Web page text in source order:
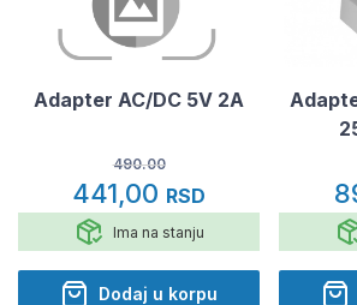
Adapter AC/DC 5V 2A
490.00
441,00 RSD
Ima na stanju
Dodaj u korpu